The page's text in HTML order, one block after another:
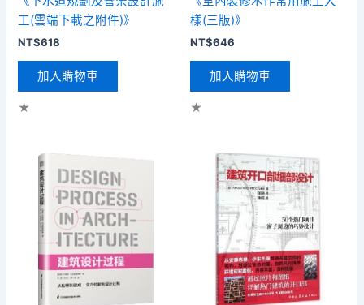
工(雲端下載之附件)》
NT$618
加入購物車
★
樣(三版)》
NT$646
加入購物車
★